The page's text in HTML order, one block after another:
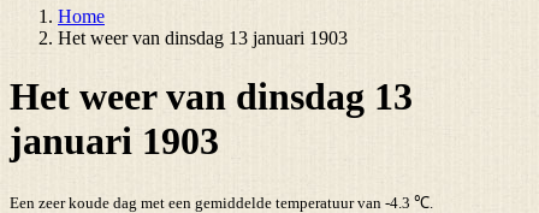
Home
Het weer van dinsdag 13 januari 1903
Het weer van dinsdag 13
januari 1903
Een zeer koude dag met een gemiddelde temperatuur van -4.3 ℃.